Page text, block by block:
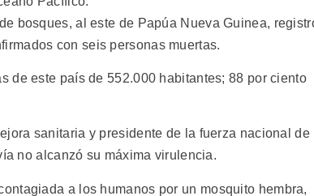
bosques, al este de Papúa Nueva Guinea,
con seis personas muertas.
de este país de 552.000 habitantes; 88 por ciento
sanitaria y presidente de la fuerza nacional de
no alcanzó su máxima virulencia.
a los humanos por un mosquito hembra,